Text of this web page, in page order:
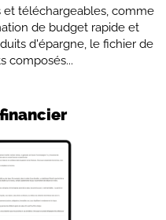
téléchargeables, comme
de budget rapide et
d'épargne, le fichier de
composés...